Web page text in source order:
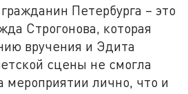
Петербурга – это
Строгонова, которая
вручения и Эдита
сцены не смогла
мероприятии лично, что и